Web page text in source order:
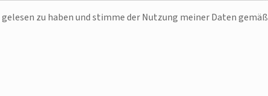
gelesen zu haben und stimme der Nutzung meiner Daten gemäß